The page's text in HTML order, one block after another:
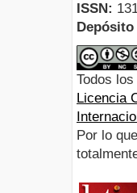
ISSN:
Todos
Licencia
Por lo